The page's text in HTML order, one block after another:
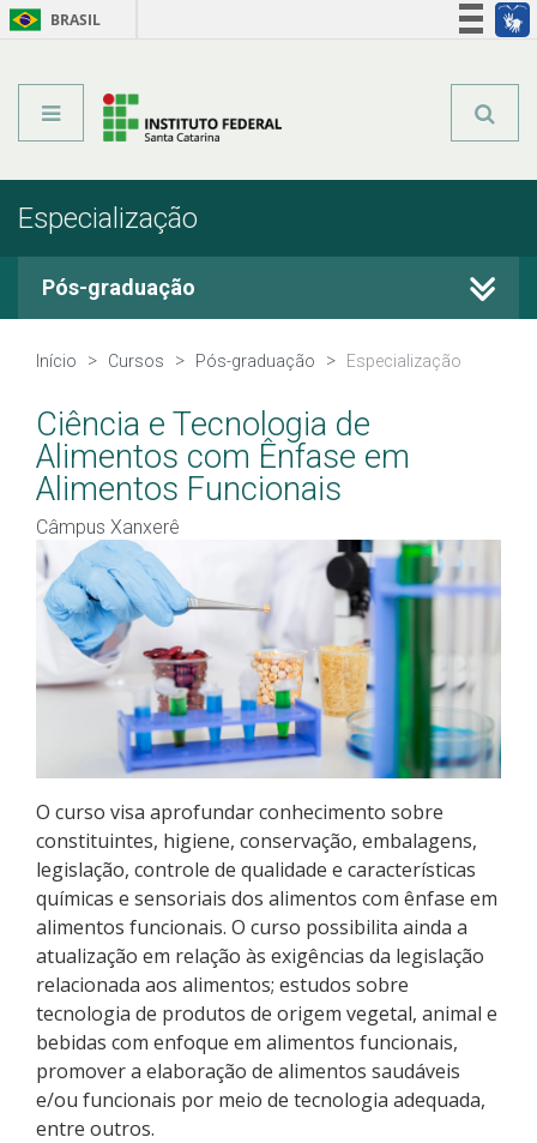
BRASIL
Especialização
Pós-graduação
Cursos Técnicos
Graduação
Qualificação Profissional
Pós-graduação
Educação a Distância
Educação de Jovens e Adultos
Transferências e retornos
Parcerias
Processo de Inscrição
Resultados
Como posso estudar no IFSC?
Início Cursos Pós-graduação Especialização
Ciência e Tecnologia de
Alimentos com Ênfase em
Alimentos Funcionais
Câmpus Xanxerê
O curso visa aprofundar conhecimento sobre
constituintes, higiene, conservação, embalagens,
legislação, controle de qualidade e características
químicas e sensoriais dos alimentos com ênfase em
alimentos funcionais. ­­­O curso possibilita ainda a
atualização em relação às exigências da legislação
relacionada aos alimentos; estudos sobre
tecnologia de produtos de origem vegetal, animal e
bebidas com enfoque em alimentos funcionais,
promover a elaboração de alimentos saudáveis
e/ou funcionais por meio de tecnologia adequada,
entre outros.